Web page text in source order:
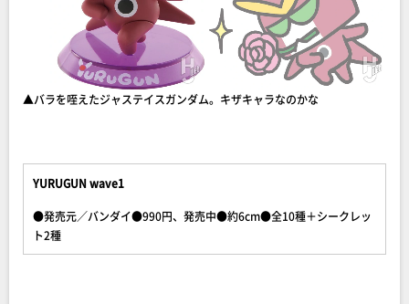
▲バラを咥えたジャステイスガンダム。キザキャラなのかな
YURUGUN wave1
●発売元／バンダイ●990円、発売中●約6cm●全10種＋シークレッ
ト2種